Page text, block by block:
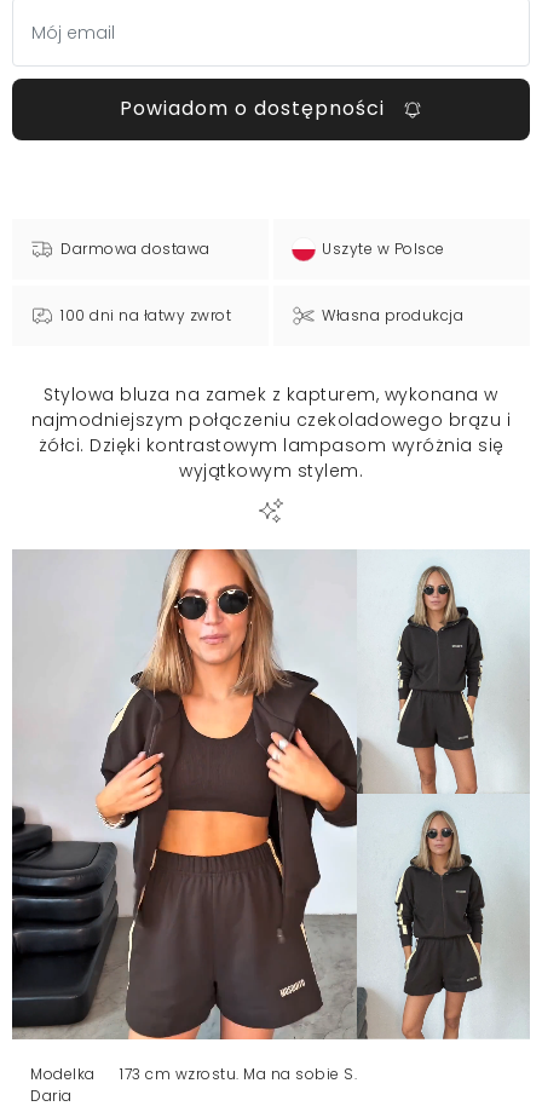
Powiadom o dostępności
Darmowa dostawa Uszyte w Polsce
100 dni na łatwy zwrot Własna produkcja
Stylowa bluza na zamek z kapturem, wykonana w
najmodniejszym połączeniu czekoladowego brązu i
żółci. Dzięki kontrastowym lampasom wyróżnia się
wyjątkowym stylem.
Modelka
Daria
173 cm wzrostu. Ma na sobie S.